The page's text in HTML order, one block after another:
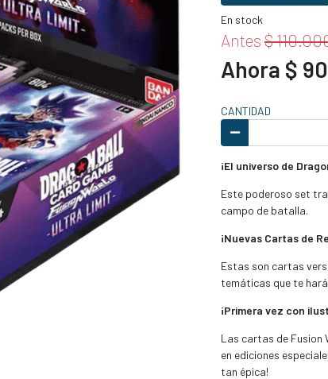
En stock
Antes $
Ahora $
CANTIDAD
¡El universo de
Este poderoso set
campo de batalla.
¡Nuevas Cartas de
Estas son cartas
temáticas que te
¡Primera vez con
Las cartas de Fusion
en ediciones
tan épica!